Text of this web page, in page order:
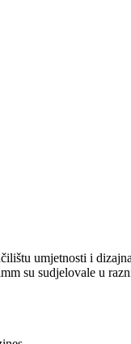
umjetnosti i
su sudjelovale u